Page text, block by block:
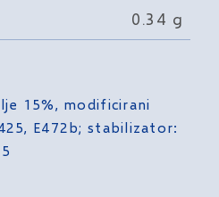
0.34 g
15%, modificirani
E472b; stabilizator: